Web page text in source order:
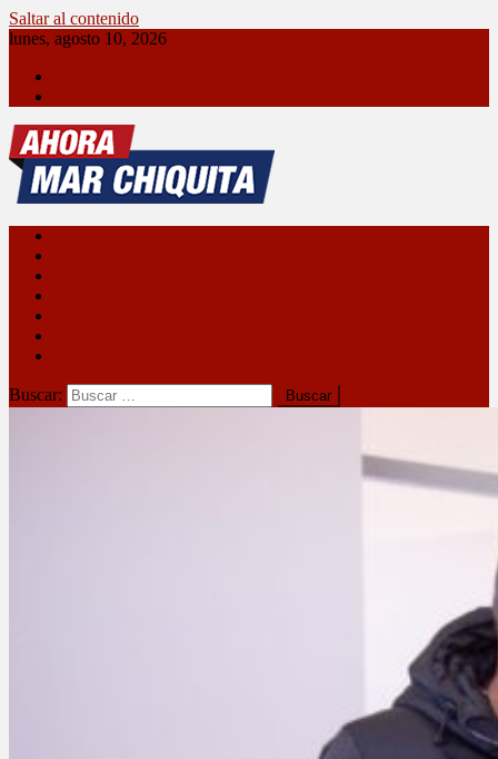
Saltar al contenido
lunes, agosto 10, 2026
Ahora Mar Chiquita
Buscar: